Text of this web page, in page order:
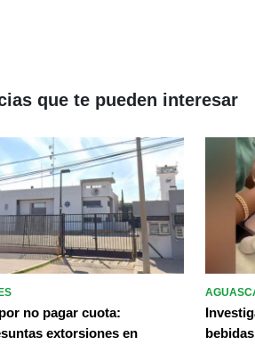
que te pueden interesar
no pagar cuota:
extorsiones en